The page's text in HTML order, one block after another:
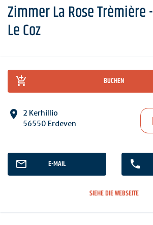
Zimmer La Rose Trèmière -
Le Coz
BUCHEN
2 Kerhillio
56550 Erdeven
E-MAIL
SIEHE DIE WEBSEITE